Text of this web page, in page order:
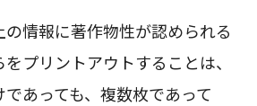
情報に著作物性が認められる
プリントアウトすることは、
あっても、複数枚であって